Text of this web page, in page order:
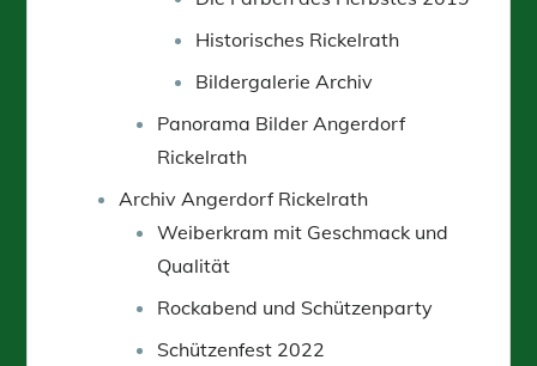
Historisches Rickelrath
Bildergalerie Archiv
Panorama Bilder Angerdorf
Rickelrath
Archiv Angerdorf Rickelrath
Weiberkram mit Geschmack und
Qualität
Rockabend und Schützenparty
Schützenfest 2022